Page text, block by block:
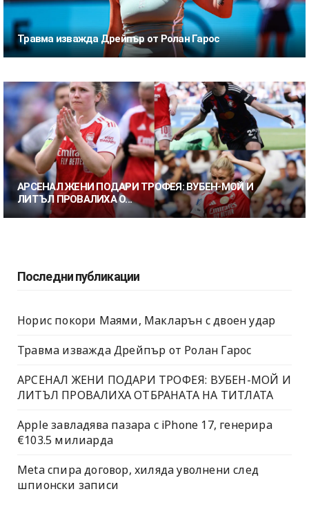
Травма изважда Дрейпър от Ролан Гарос
АРСЕНАЛ ЖЕНИ ПОДАРИ ТРОФЕЯ: ВУБЕН-МОЙ И
ЛИТЪЛ ПРОВАЛИХА О...
Последни публикации
Норис покори Маями, Макларън с двоен удар
Травма изважда Дрейпър от Ролан Гарос
АРСЕНАЛ ЖЕНИ ПОДАРИ ТРОФЕЯ: ВУБЕН-МОЙ И
ЛИТЪЛ ПРОВАЛИХА ОТБРАНАТА НА ТИТЛАТА
Apple завладява пазара с iPhone 17, генерира
€103.5 милиарда
Meta спира договор, хиляда уволнени след
шпионски записи